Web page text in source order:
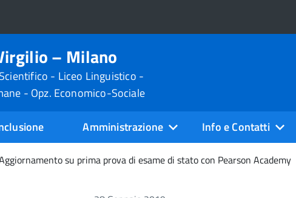
– Milano
- Liceo Linguistico -
- Opz. Economico-Sociale
Amministrazione
Info e Contatti
su prima prova di esame di stato con Pearson Academy